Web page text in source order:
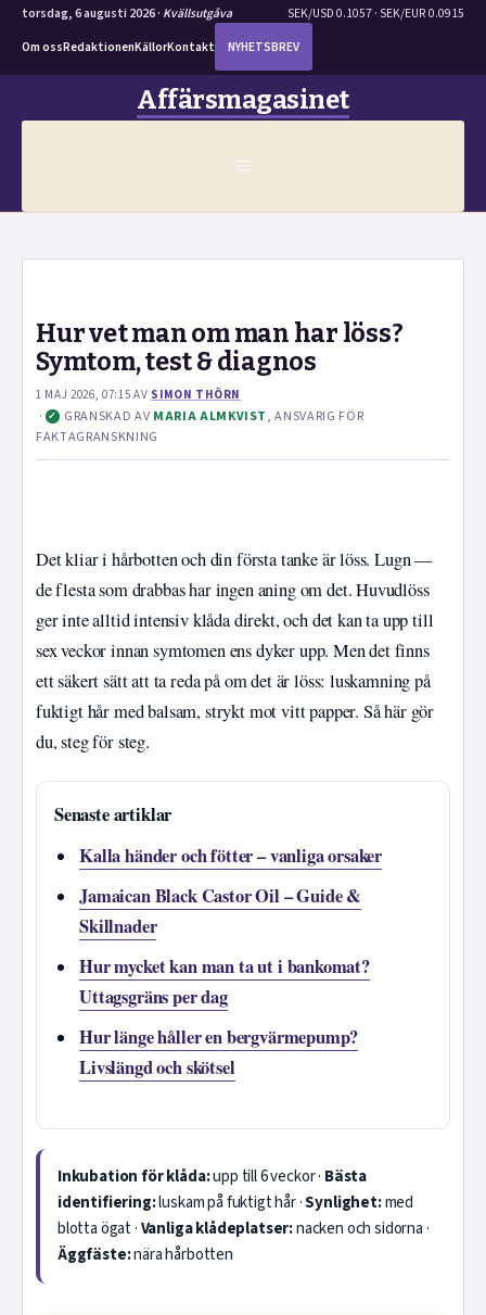
torsdag, 6 augusti 2026 · Kvällsutgåva
SEK/USD 0.1057 · SEK/EUR 0.0915
Om ossRedaktionenKällorKontakt NYHETSBREV
Affärsmagasinet
MENY
Hur vet man om man har löss?
Symtom, test & diagnos
1 MAJ 2026, 07:15 AV SIMON THÖRN
· ✓ GRANSKAD AV MARIA ALMKVIST, ANSVARIG FÖR
FAKTAGRANSKNING
Det kliar i hårbotten och din första tanke är löss. Lugn —
de flesta som drabbas har ingen aning om det. Huvudlöss
ger inte alltid intensiv klåda direkt, och det kan ta upp till
sex veckor innan symtomen ens dyker upp. Men det finns
ett säkert sätt att ta reda på om det är löss: luskamning på
fuktigt hår med balsam, strykt mot vitt papper. Så här gör
du, steg för steg.
Senaste artiklar
Kalla händer och fötter – vanliga orsaker
Jamaican Black Castor Oil – Guide &
Skillnader
Hur mycket kan man ta ut i bankomat?
Uttagsgräns per dag
Hur länge håller en bergvärmepump?
Livslängd och skötsel
Inkubation för klåda:upp till 6 veckor · Bästa
identifiering:luskam på fuktigt hår ·Synlighet:med
blotta ögat ·Vanliga klådeplatser:nacken och sidorna ·
Äggfäste:nära hårbotten